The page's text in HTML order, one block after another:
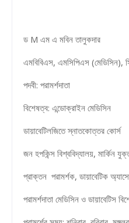
ড M এম এ মবিন তালুকদার
এমবিবিএস, এমসিপিএস (মেডিসিন),
পদবী: পরামর্শদাতা
বিশেষত্ব: এন্ডোক্রাইন মেডিসিন
ডায়াবেটিলজিতে স্নাতকোত্তর কোর্স
জন হপকিন্স বিশ্ববিদ্যালয়, মার্কিন
প্রাক্তন পরামর্শক, ডায়াবেটিক
পরামর্শদাতা মেডিসিন ও ডায়াবেটিস